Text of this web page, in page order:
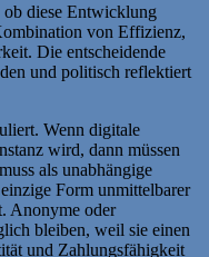
ob diese Entwicklung
von Effizienz,
Die entscheidende
und politisch reflektiert
Wenn digitale
wird, dann müssen
als unabhängige
Form unmittelbarer
Anonyme oder
bleiben, weil sie einen
und Zahlungsfähigkeit